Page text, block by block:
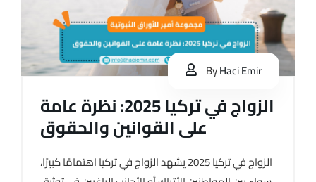
ByHaci Emir
الزواج في تركيا 2025: نظرة عامة
على القوانين والحقوق
الزواج في تركيا 2025 يشهد الزواج في تركيا اهتمامًا كبيرًا،